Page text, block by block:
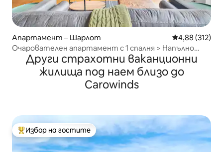
Апартамент – Шарлот Средна
4,88 (312)
Очарователен апартамент с 1 спалня > Напълно
оборудвана кухня > Живот в центъра
Други страхотни ваканционни
жилища под наем близо до
Carowinds
Най-популярен избор на гостите
Избор на гостите